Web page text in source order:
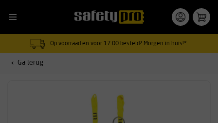
Op voorraad en voor 17:00 besteld? Morgen in huis!*
Ga terug